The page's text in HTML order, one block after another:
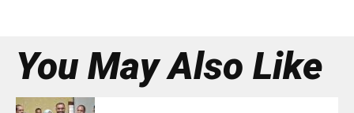
You May Also Like